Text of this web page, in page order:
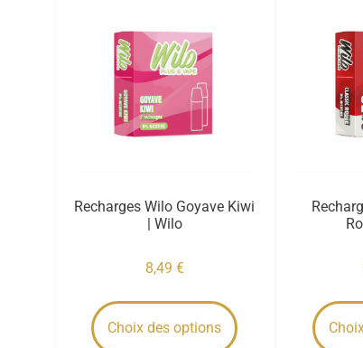
Recharges Wilo Goyave Kiwi
| Wilo
8,49 €
Choix des options